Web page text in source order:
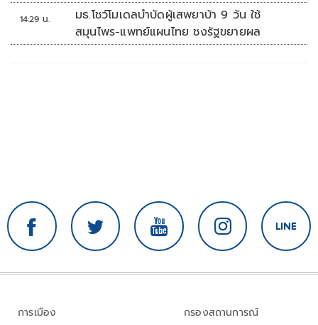
14:29 น.
มธ.โชว์โมเดลบำบัดผู้เสพยาบ้า 9 วัน ใช้
สมุนไพร-แพทย์แผนไทย ชงรัฐขยายผล
การเมือง
กรองสถานการณ์